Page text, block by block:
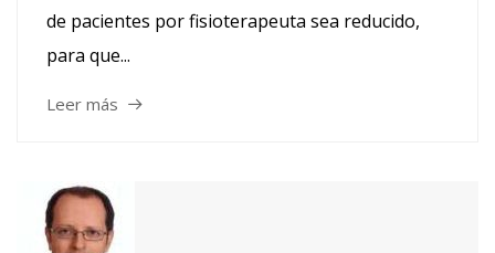
de pacientes por fisioterapeuta sea reducido,
para que...
Leer más